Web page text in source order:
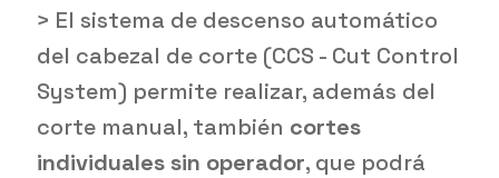
> El sistema de descenso automático
del cabezal de corte (CCS - Cut Control
System) permite realizar, además del
corte manual, también cortes
individuales sin operador, que podrá